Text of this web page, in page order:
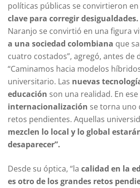
políticas públicas se convirtieron en
clave para corregir desigualdades.
Naranjo se convirtió en una figura
a una sociedad colombiana que
cuatro costados”, agregó, antes de
“Caminamos hacia modelos
universitario. Las nuevas
educación son una realidad. En
internacionalización se torna uno
retos pendientes. Aquellas
mezclen lo local y lo global
desaparecer”.
Desde su óptica, “la calidad en la
es otro de los grandes retos